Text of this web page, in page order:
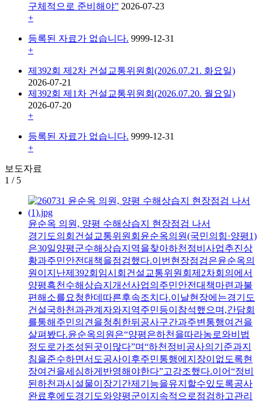
구체적으로 준비해야” 2026-07-23
+
등록된 자료가 없습니다. 9999-12-31
+
제392회 제2차 건설교통위원회(2026.07.21. 화요일)
2026-07-21
제392회 제1차 건설교통위원회(2026.07.20. 월요일)
2026-07-20
+
등록된 자료가 없습니다. 9999-12-31
+
보도자료
1 / 5
윤순옥 의원, 양평 수해상습지 현장점검 나서
경기도의회건설교통위원회윤순옥의원(국민의힘·양평1)
은30일양평군수해상습지역을찾아하천정비사업추진상
황과주민안전대책을점검했다.이번현장점검은윤순옥의
원이지난제392회임시회건설교통위원회제2차회의에서
양평흑천수해상습지개선사업의주민안전대책마련과불
편해소를요청한데따른후속조치다.이날현장에는경기도
건설국하천과관계자와지역주민등이참석했으며,간담회
를통해주민의견을청취한뒤공사구간과주변통행여건을
살펴봤다.윤순옥의원은“양평은하천을따라농로와비법
정도로가조성된곳이많다”며“하천정비공사의기준과지
침을준수하면서도공사이후주민통행에지장이없도록현
장여건을세심하게반영해야한다”고강조했다.이어“정비
된하천과시설물이장기간제기능을유지할수있도록공사
완료후에도경기도와양평군이지속적으로점검하고관리